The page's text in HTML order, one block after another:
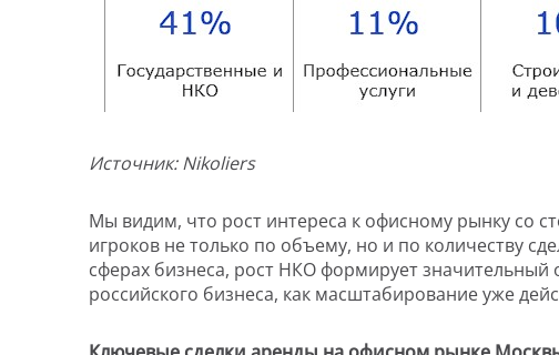
Источник:Nikoliers
Мы видим, что рост интереса к офисному рынку со
игроков не только по объему, но и по количеству
сферах бизнеса, рост НКО формирует
российского бизнеса, как масштабирование уже